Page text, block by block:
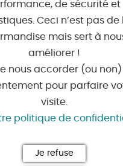
AUX-PRES
de sécurité et
Ceci n’est pas de
mais sert à
améliorer !
nous accorder (ou
pour parfaire
visite.
politique de
Je refuse